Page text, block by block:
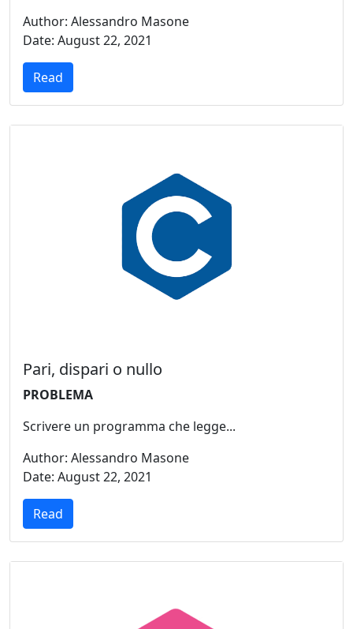
Author: Alessandro Masone
Date: August 22, 2021
Read
Pari, dispari o nullo
PROBLEMA
Scrivere un programma che legge...
Author: Alessandro Masone
Date: August 22, 2021
Read